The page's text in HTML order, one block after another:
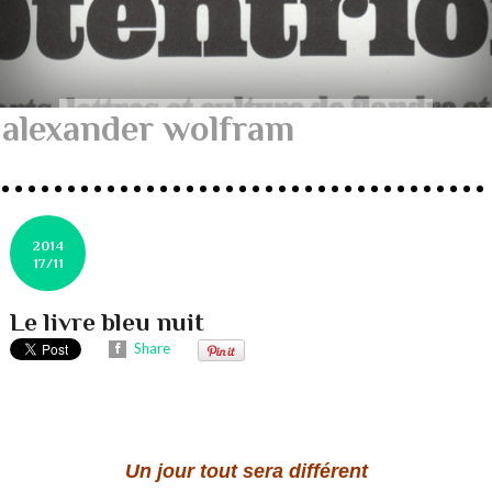
alexander wolfram
2014
17/11
Le livre bleu nuit
Share
Un jour tout sera différent